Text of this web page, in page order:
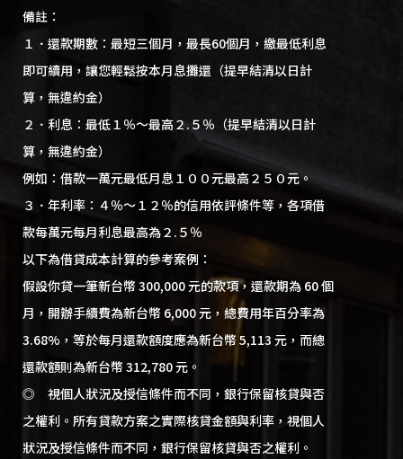
備註：
１．還款期數：最短三個月，最長60個月，繳最低利息
即可續用，讓您輕鬆按本月息攤還（提早結清以日計
算，無違約金）
２．利息：最低１％～最高２.５％（提早結清以日計
算，無違約金）
例如：借款一萬元最低月息１００元最高２５０元。
３．年利率：４％～１２％的信用依評條件等，各項借
款每萬元每月利息最高為２.５％
以下為借貸成本計算的參考案例：
假設你貸一筆新台幣 300,000 元的款項，還款期為 60 個
月，開辦手續費為新台幣 6,000 元，總費用年百分率為
3.68%，等於每月還款額度應為新台幣 5,113 元，而總
還款額則為新台幣 312,780 元。
◎ 視個人狀況及授信條件而不同，銀行保留核貸與否
之權利。所有貸款方案之實際核貸金額與利率，視個人
狀況及授信條件而不同，銀行保留核貸與否之權利。